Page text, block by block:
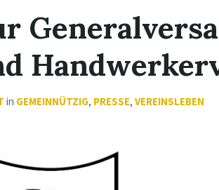
in GEMEINNÜTZIG, PRESSE, VEREINSLEBEN